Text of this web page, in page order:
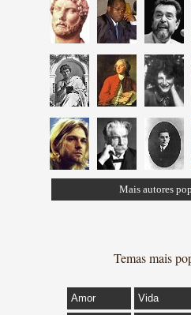
Mais autores
Temas mais
Amor Vida